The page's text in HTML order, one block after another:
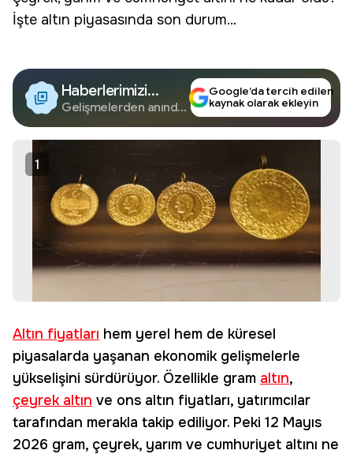
İşte altın piyasasında son durum...
Haberlerimizi
Google'da Takip
Edin
Gelişmelerden anında
Google’da tercih edilen
kaynak olarak ekleyin
1
Altın fiyatları hem yerel hem de küresel
piyasalarda yaşanan ekonomik gelişmelerle
yükselişini sürdürüyor. Özellikle gram altın,
çeyrek altın ve ons altın fiyatları, yatırımcılar
tarafından merakla takip ediliyor. Peki 12 Mayıs
2026 gram, çeyrek, yarım ve cumhuriyet altını ne